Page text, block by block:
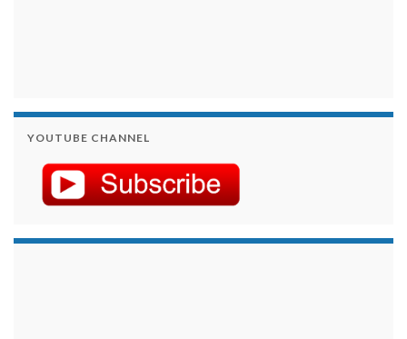
YOUTUBE CHANNEL